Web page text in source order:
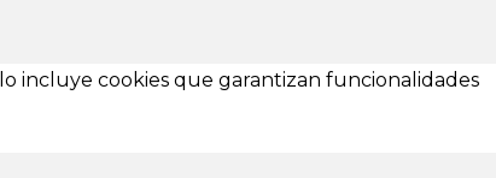
incluye cookies que garantizan funcionalidades